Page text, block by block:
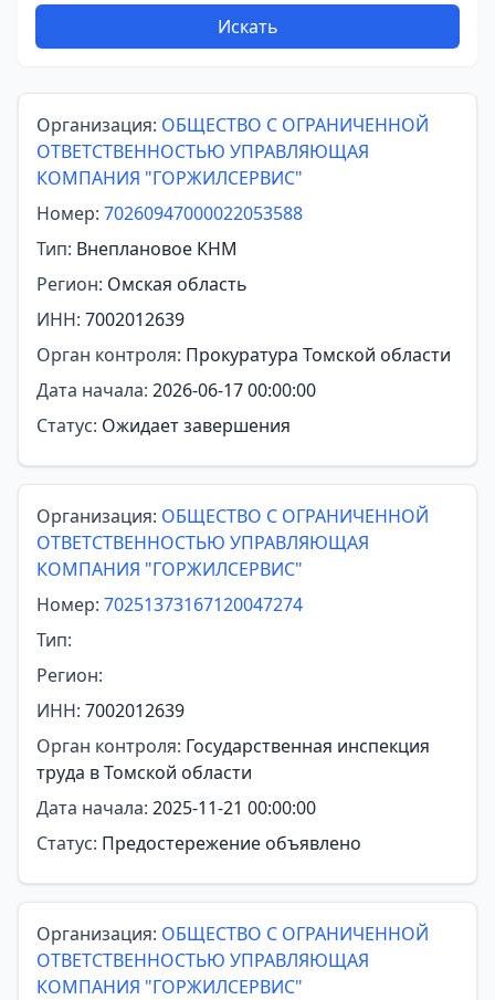
Искать
Организация: ОБЩЕСТВО С ОГРАНИЧЕННОЙ
ОТВЕТСТВЕННОСТЬЮ УПРАВЛЯЮЩАЯ
КОМПАНИЯ "ГОРЖИЛСЕРВИС"
Номер: 70260947000022053588
Тип: Внеплановое КНМ
Регион: Омская область
ИНН: 7002012639
Орган контроля: Прокуратура Томской области
Дата начала: 2026-06-17 00:00:00
Статус: Ожидает завершения
Организация: ОБЩЕСТВО С ОГРАНИЧЕННОЙ
ОТВЕТСТВЕННОСТЬЮ УПРАВЛЯЮЩАЯ
КОМПАНИЯ "ГОРЖИЛСЕРВИС"
Номер: 70251373167120047274
Тип:
Регион:
ИНН: 7002012639
Орган контроля: Государственная инспекция
труда в Томской области
Дата начала: 2025-11-21 00:00:00
Статус: Предостережение объявлено
Организация: ОБЩЕСТВО С ОГРАНИЧЕННОЙ
ОТВЕТСТВЕННОСТЬЮ УПРАВЛЯЮЩАЯ
КОМПАНИЯ "ГОРЖИЛСЕРВИС"